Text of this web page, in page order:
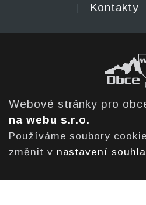
Kontakty
Webové stránky pro
na webu s.r.o.
Používáme soubory
změnit v nastavení